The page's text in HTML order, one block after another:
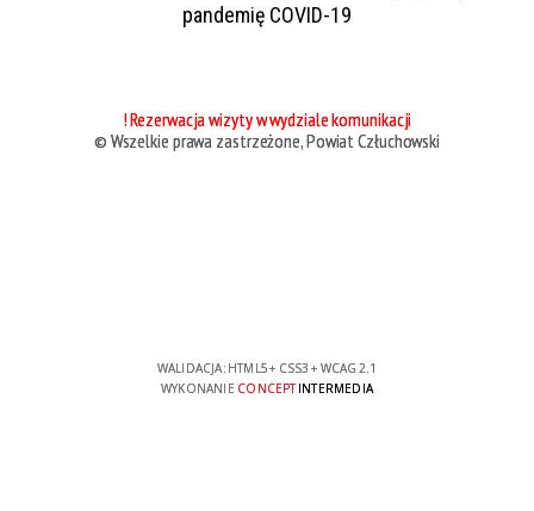
pandemię COVID-19
! Rezerwacja wizyty w wydziale komunikacji
© Wszelkie prawa zastrzeżone, Powiat Człuchowski
WALIDACJA: HTML5+ CSS3 + WCAG 2.1
WYKONANIE CONCEPTINTERMEDIA